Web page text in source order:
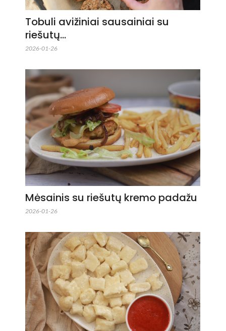
Tobuli avižiniai sausainiai su
riešutų…
2026-01-26
Mėsainis su riešutų kremo padažu
2026-01-26